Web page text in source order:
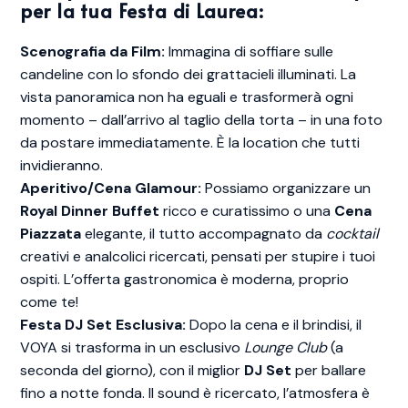
per la tua Festa di Laurea:
Scenografia da Film: Immagina di soffiare sulle
candeline con lo sfondo dei grattacieli illuminati. La
vista panoramica non ha eguali e trasformerà ogni
momento – dall’arrivo al taglio della torta – in una foto
da postare immediatamente. È la location che tutti
invidieranno.
Aperitivo/Cena Glamour: Possiamo organizzare un
Royal Dinner Buffet ricco e curatissimo o una Cena
Piazzataelegante, il tutto accompagnato da cocktail
creativi e analcolici ricercati, pensati per stupire i tuoi
ospiti. L’offerta gastronomica è moderna, proprio
come te!
Festa DJ Set Esclusiva: Dopo la cena e il brindisi, il
VOYA si trasforma in un esclusivo Lounge Club(a
seconda del giorno), con il miglior DJ Set per ballare
fino a notte fonda. Il sound è ricercato, l’atmosfera è